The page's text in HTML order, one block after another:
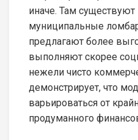
иначе. Там
муниципальные
предлагают более
выполняют скорее
нежели чисто
демонстрирует, что
варьироваться от
продуманного